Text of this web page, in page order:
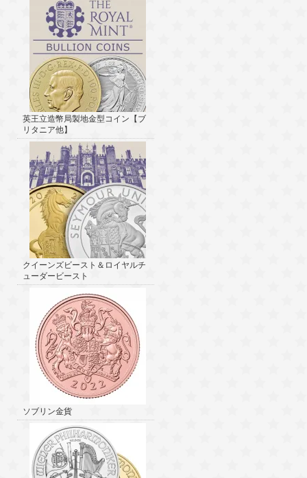
英王立造幣局製地金型コイン【ブ
リタニア他】
クイーンズビースト＆ロイヤルチ
ューダービースト
ソブリン金貨